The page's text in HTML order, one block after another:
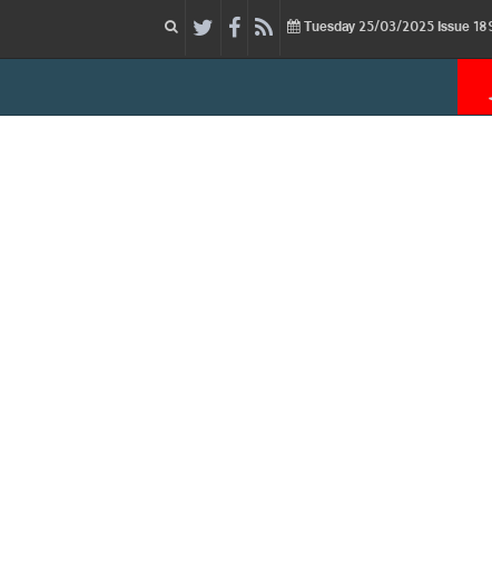
25/03/2025 Issue